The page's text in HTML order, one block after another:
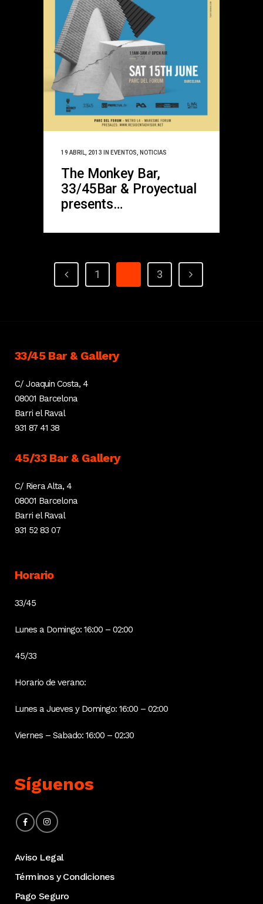
19 ABRIL, 2013 IN EVENTOS, NOTICIAS
The Monkey Bar,
33/45Bar & Proyectual
presents…
1 3
33/45 Bar & Gallery
C/ Joaquin Costa, 4
08001 Barcelona
Barri el Raval
931 87 41 38
45/33 Bar & Gallery
C/ Riera Alta, 4
08001 Barcelona
Barri el Raval
931 52 83 07
Horario
33/45
Lunes a Domingo: 16:00 – 02:00
45/33
Horario de verano:
Lunes a Jueves y Domingo: 16:00 – 02:00
Viernes – Sabado: 16:00 – 02:30
Síguenos
Aviso Legal
Términos y Condiciones
Pago Seguro